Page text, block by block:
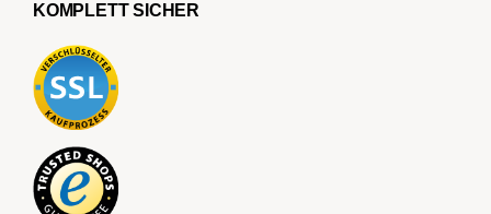
KOMPLETT SICHER